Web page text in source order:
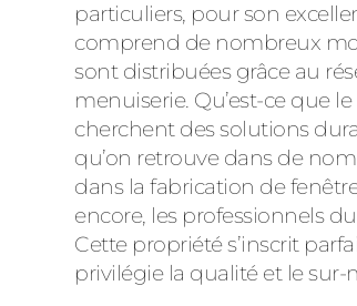
particuliers, pour son
comprend de nombreux
sont distribuées grâce au
menuiserie. Qu’est-ce que
cherchent des solutions
qu’on retrouve dans de
dans la fabrication de
encore, les professionnels
Cette propriété s’inscrit
privilégie la qualité et le sur-